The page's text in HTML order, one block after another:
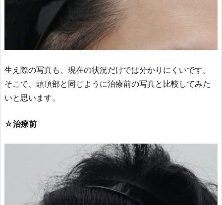
生え際の写真も、現在の状況だけでは分かりにくいです。
そこで、頭頂部と同じように治療前の写真と比較してみた
いと思います。
☆治療前